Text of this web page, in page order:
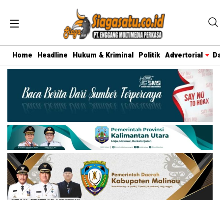
Home Headline Hukum & Kriminal Politik Advertorial